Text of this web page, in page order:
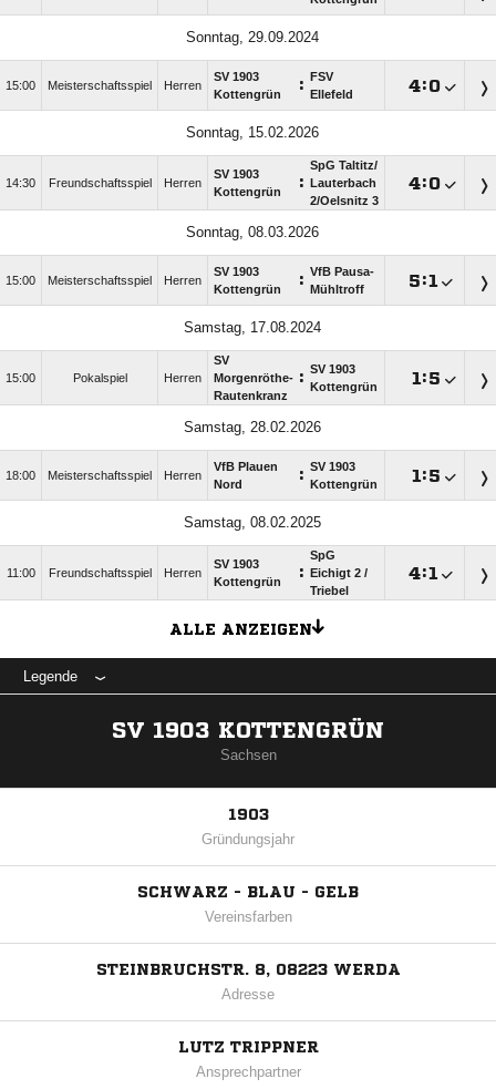
Sonntag, 29.09.2024
15:00 Meisterschaftsspiel Herren
SV 1903
Kottengrün
:
FSV
Ellefeld
:
Sonntag, 15.02.2026
14:30 Freundschaftsspiel Herren
SV 1903
Kottengrün
:
SpG Taltitz/​
Lauterbach
2/​Oelsnitz 3
:
Sonntag, 08.03.2026
15:00 Meisterschaftsspiel Herren
SV 1903
Kottengrün
: VfB Pausa-
Mühltroff
:
Samstag, 17.08.2024
15:00 Pokalspiel Herren
SV
Morgenröthe-
Rautenkranz
: SV 1903
Kottengrün
:
Samstag, 28.02.2026
18:00 Meisterschaftsspiel Herren
VfB Plauen
Nord
: SV 1903
Kottengrün
:
Samstag, 08.02.2025
11:00 Freundschaftsspiel Herren
SV 1903
Kottengrün
:
SpG
Eichigt 2 /​
Triebel
:
ALLE ANZEIGEN
Legende
SV 1903 KOTTENGRÜN
Sachsen
1903
Gründungsjahr
SCHWARZ - BLAU - GELB
Vereinsfarben
STEINBRUCHSTR. 8, 08223 WERDA
Adresse
LUTZ TRIPPNER
Ansprechpartner